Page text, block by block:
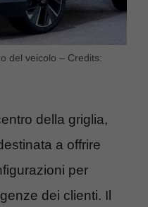
del veicolo – Credits:
della griglia,
a offrire
per
dei clienti. Il